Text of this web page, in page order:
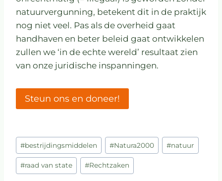
natuurvergunning, betekent dit in de praktijk
nog niet veel. Pas als de overheid gaat
handhaven en beter beleid gaat ontwikkelen
zullen we ‘in de echte wereld’ resultaat zien
van onze juridische inspanningen.
Steun ons en doneer!
#bestrijdingsmiddelen #Natura2000 #natuur
#raad van state #Rechtzaken